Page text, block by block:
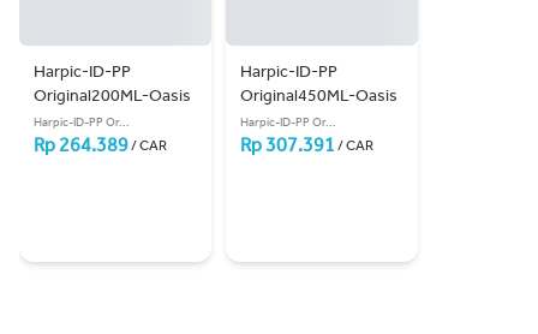
Harpic-ID-PP
Original200ML-Oasis
Harpic-ID-PP Or...
Rp 264.389/ CAR
Harpic-ID-PP
Original450ML-Oasis
Harpic-ID-PP Or...
Rp 307.391 / CAR